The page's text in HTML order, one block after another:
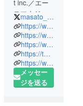
t inc.／エー
スマネジメ
ント代表の
荻原雅斗で
す！現在は
ソフトテニ
スに関する
事業展開を
しており、
masato_ogiwara
https://www.aasmanagement.com
https://www.instagram.com/masato_ogiwara/?hl=ja
https://www.youtube.com/channel/UCgJfbTmDjpfI37HoIBAiirw
https://twitter.com/masato_ogiwara
https://www.facebook.com/profile.php?id=100003145643555
メッセー
ジを送る